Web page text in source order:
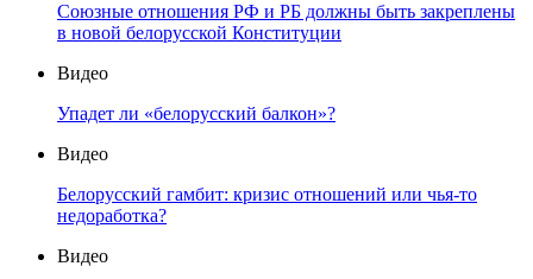
Союзные отношения РФ и РБ должны быть закреплены
в новой белорусской Конституции
Видео
Упадет ли «белорусский балкон»?
Видео
Белорусский гамбит: кризис отношений или чья-то
недоработка?
Видео